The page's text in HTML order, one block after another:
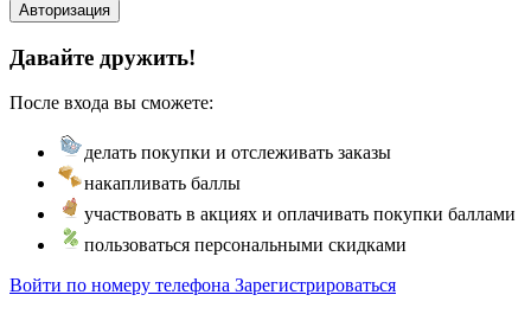
Авторизация
Давайте дружить!
После входа вы сможете:
делать покупки и отслеживать заказы
накапливать баллы
участвовать в акциях и оплачивать покупки баллами
пользоваться персональными скидками
Войти по номеру телефона Зарегистрироваться